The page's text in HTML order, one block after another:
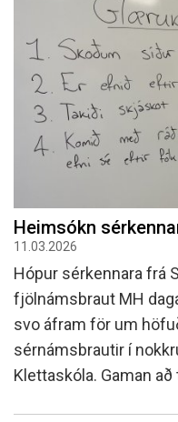
Heimsókn
11.03.2026
Hópur sérkennara frá
fjölnámsbraut MH
svo áfram för um
sérnámsbrautir í
Klettaskóla. Gaman